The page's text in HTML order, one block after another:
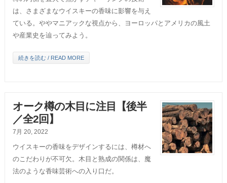
は、さまざまなウイスキーの香味に影響を与え
ている。ややマニアックな視点から、ヨーロッパとアメリカの風土
や産業史を辿ってみよう。
続きを読む / READ MORE
オーク樽の木目に注目【後半
／全2回】
7月 20, 2022
ウイスキーの香味をデザインするには、樽材へ
のこだわりが不可欠。木目と熟成の関係は、魔
法のような香味芸術への入り口だ。